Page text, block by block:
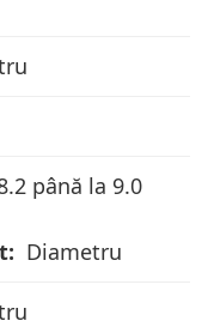
până la 9.0
Diametru